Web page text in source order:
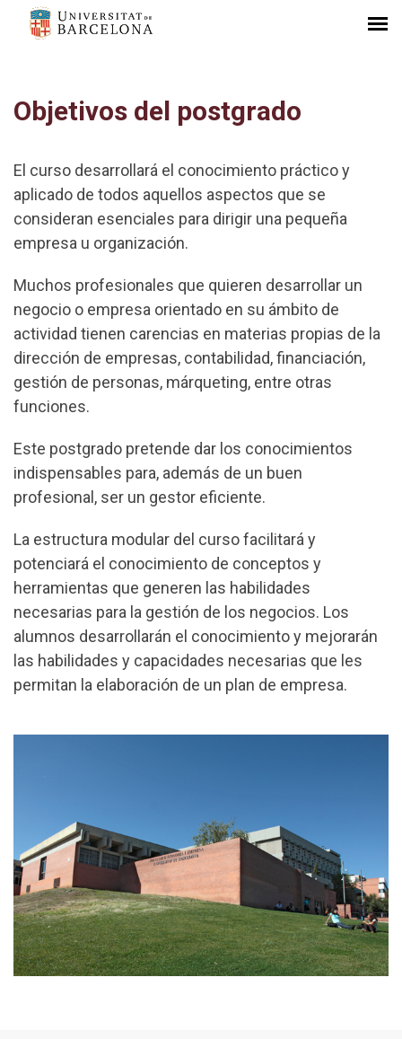
Objetivos del postgrado
El curso desarrollará el conocimiento práctico y
aplicado de todos aquellos aspectos que se
consideran esenciales para dirigir una pequeña
empresa u organización.
Muchos profesionales que quieren desarrollar un
negocio o empresa orientado en su ámbito de
actividad tienen carencias en materias propias de la
dirección de empresas, contabilidad, financiación,
gestión de personas, márqueting, entre otras
funciones.
Este postgrado pretende dar los conocimientos
indispensables para, además de un buen
profesional, ser un gestor eficiente.
La estructura modular del curso facilitará y
potenciará el conocimiento de conceptos y
herramientas que generen las habilidades
necesarias para la gestión de los negocios. Los
alumnos desarrollarán el conocimiento y mejorarán
las habilidades y capacidades necesarias que les
permitan la elaboración de un plan de empresa.